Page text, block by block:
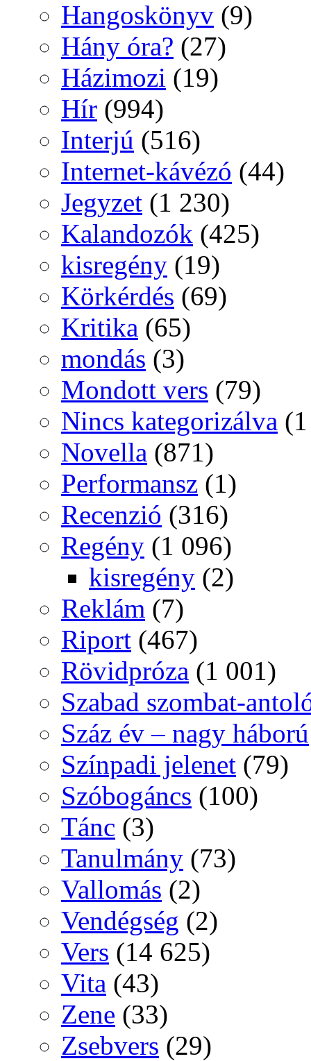
Hangoskönyv (9)
Hány óra? (27)
Házimozi (19)
Hír (994)
Interjú (516)
Internet-kávézó (44)
Jegyzet (1 230)
Kalandozók (425)
kisregény (19)
Körkérdés (69)
Kritika (65)
mondás (3)
Mondott vers (79)
Nincs kategorizálva
Novella (871)
Performansz (1)
Recenzió (316)
Regény (1 096)
kisregény (2)
Reklám (7)
Riport (467)
Rövidpróza (1 001)
Szabad szombat-
Száz év – nagy háború
Színpadi jelenet (79)
Szóbogáncs (100)
Tánc (3)
Tanulmány (73)
Vallomás (2)
Vendégség (2)
Vers (14 625)
Vita (43)
Zene (33)
Zsebvers (29)